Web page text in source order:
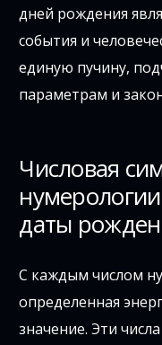
дней рождения
события и
единую пучину,
параметрам и
Числовая
даты
С каждым числом
определенная
значение. Эти